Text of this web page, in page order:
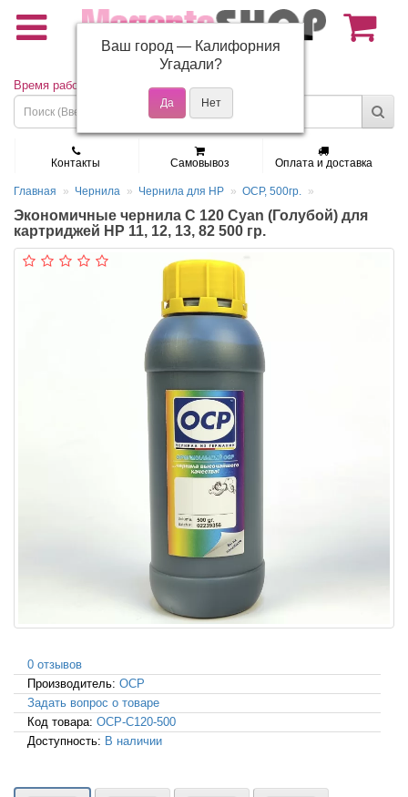
(495) 150-01-37
Время работы: Пн - Пт 9:30 - 19:00
Контакты Самовывоз Оплата и доставка
Главная Чернила Чернила для HP OCP, 500гр.
Экономичные чернила С 120 Cyan (Голубой) для
картриджей HP 11, 12, 13, 82 500 гр.
0 отзывов
Производитель: OCP
Задать вопрос о товаре
Код товара: OCP-C120-500
Доступность: В наличии
Ваш город — Калифорния
Угадали?